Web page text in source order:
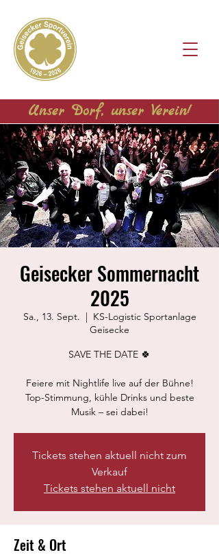
Unser Dorf, unser Verein!
Geisecker Sommernacht
2025
Sa., 13. Sept.
  |
KS-Logistic Sportanlage
Geisecke
SAVE THE DATE 🍀
Feiere mit Nightlife live auf der Bühne!
Top-Stimmung, kühle Drinks und beste
Musik – sei dabei!
Tickets stehen aktuell nicht zum
Verkauf
Tickets stehen aktuell nicht
Zeit & Ort